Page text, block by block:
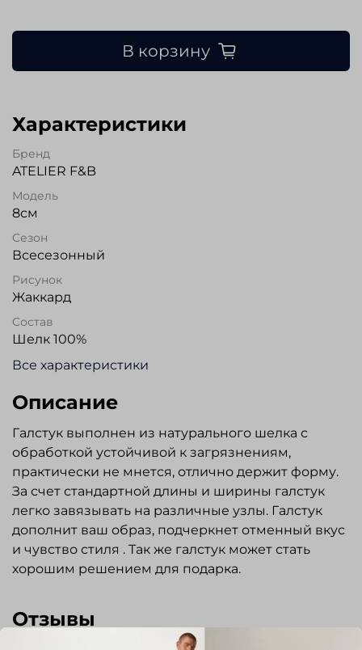
В корзину
Характеристики
Бренд
ATELIER F&B
Модель
8см
Сезон
Всесезонный
Рисунок
Жаккард
Состав
Шелк 100%
Все характеристики
Описание
Галстук выполнен из натурального шелка с
обработкой устойчивой к загрязнениям,
практически не мнется, отлично держит форму.
За счет стандартной длины и ширины галстук
легко завязывать на различные узлы. Галстук
дополнит ваш образ, подчеркнет отменный вкус
и чувство стиля . Так же галстук может стать
хорошим решением для подарка.
Отзывы